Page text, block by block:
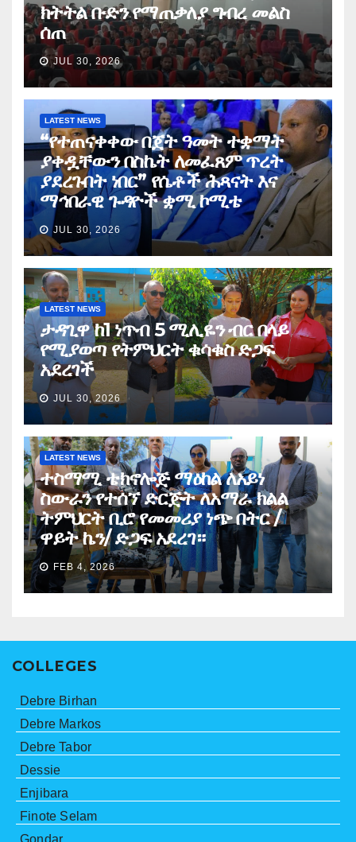
ክትትል ቡድን የማጠቃለያ ግብረ መልስ
ሰጠ
JUL 30, 2026
LATEST NEWS
“የተጠናቀቀው በጀት ዓመት ተቋማት
ያቀዷቸውን በስኬት ለመፈጸም ጥረት
ያደረጉበት ነበር” የሴቶች ሕጻናት እና
ማኅበራዊ ጉዳዮች ቋሚ ኮሚቴ
JUL 30, 2026
LATEST NEWS
ታዳጊዋ ከ1 ነጥብ 5 ሚሊዬን ብር በላይ
የሚያወጣ የትምህርት ቁሳቁስ ድጋፍ
አደረገች
JUL 30, 2026
LATEST NEWS
ተስማሚ ቴክኖሎጅ ማዕከል ለአይነ
ስውራን የተሰኘ ድርጅት ለአማራ ክልል
ትምህርት ቢሮ የመመሪያ ነጭ በትር /
ዋይት ኬን/ ድጋፍ አደረገ።
FEB 4, 2026
COLLEGES
Debre Birhan
Debre Markos
Debre Tabor
Dessie
Enjibara
Finote Selam
Gondar